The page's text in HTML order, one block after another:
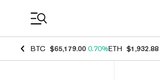
BTC $65,179.00 0.70%ETH $1,932.88